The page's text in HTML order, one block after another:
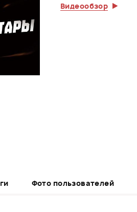
Видеообзор
Фото пользователей